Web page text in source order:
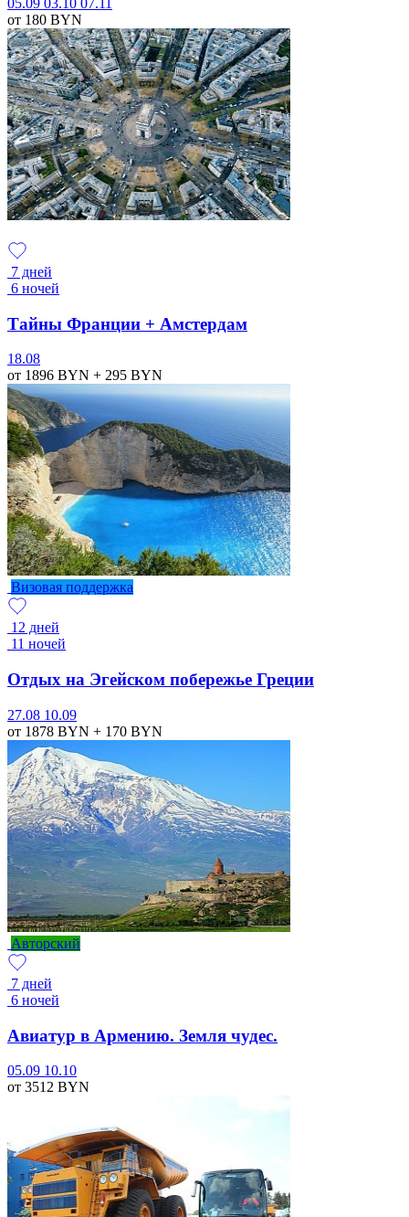
05.09 03.10 07.11
от 180 BYN
7 дней
6 ночей
Тайны Франции + Амстердам
18.08
от 1896 BYN + 295 BYN
Визовая поддержка
12 дней
11 ночей
Отдых на Эгейском побережье Греции
27.08 10.09
от 1878 BYN + 170 BYN
Авторский
7 дней
6 ночей
Авиатур в Армению. Земля чудес.
05.09 10.10
от 3512 BYN